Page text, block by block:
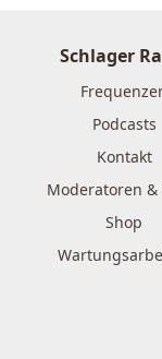
Schlager
Podcasts
Kontakt
Moderatoren &
Shop